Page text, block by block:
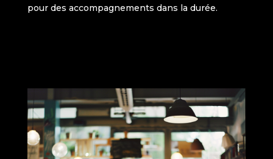
pour des accompagnements dans la durée.